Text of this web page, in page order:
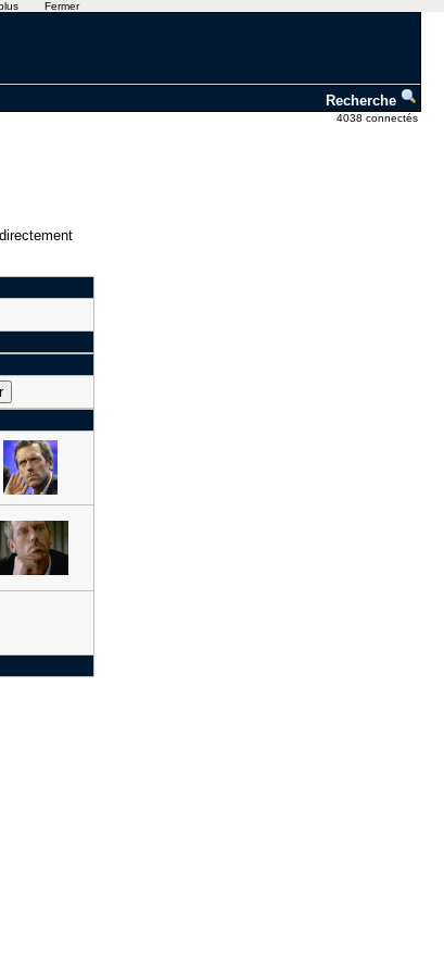
Recherche
4038 connectés
Fermer